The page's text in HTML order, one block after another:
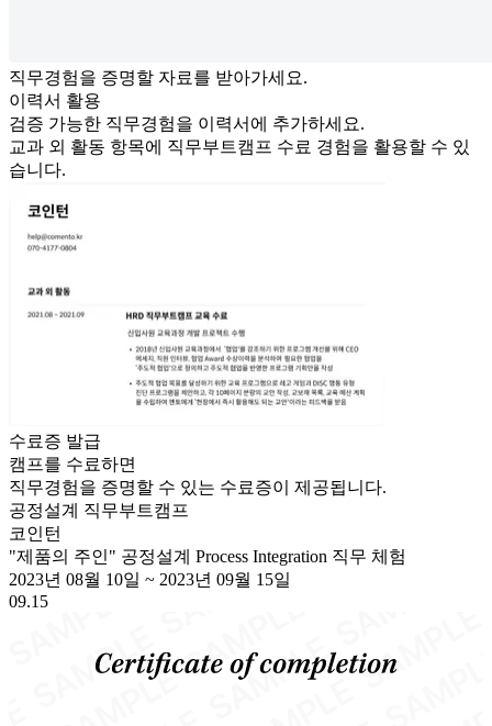
직무경험을 증명할 자료를 받아가세요.
이력서 활용
검증 가능한 직무경험을 이력서에 추가하세요.
교과 외 활동 항목에 직무부트캠프 수료 경험을 활용할 수 있
습니다.
수료증 발급
캠프를 수료하면
직무경험을 증명할 수 있는 수료증이 제공됩니다.
공정설계 직무부트캠프
코인턴
"제품의 주인" 공정설계 Process Integration 직무 체험
2023년 08월 10일 ~ 2023년 09월 15일
09.15